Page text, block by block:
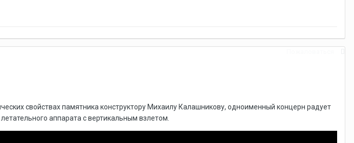
свойствах памятника конструктору Михаилу Калашникову, одноименный концерн радует
аппарата с вертикальным взлетом.